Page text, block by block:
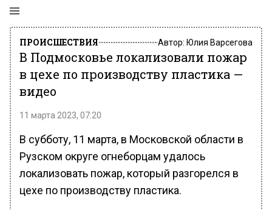
ПРОИСШЕСТВИЯ Автор: Юлия Варсегова
В Подмосковье локализовали пожар
в цехе по производству пластика —
видео
11 марта 2023, 07:20
В субботу, 11 марта, в Московской области в
Рузском округе огнеборцам удалось
локализовать пожар, который разгорелся в
цехе по производству пластика.